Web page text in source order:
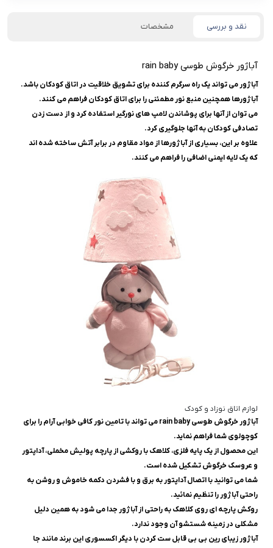
نقد و بررسی مشخصات
آباژور خرگوش طوسی rain baby
آباژور می تواند یک راه سرگرم کننده برای تشویق خلاقیت در اتاق کودکان باشد.
آباژورها همچنین منبع نور مطمئنی را برای اتاق کودکان فراهم می کنند.
می توان از آنها برای پوشاندن لامپ های نورگیر استفاده کرد و از دست زدن
تصادفی کودکان به آنها جلوگیری کرد.
علاوه بر این، بسیاری از آباژورها از مواد مقاوم در برابر آتش ساخته شده اند
که یک لایه ایمنی اضافی را فراهم می کنند.
لوازم اتاق نوزاد و کودک
آباژور خرگوش طوسی rain baby می تواند با تامین نور کافی خوابی آرام را برای
کوچولوی شما فراهم نماید.
این محصول از یک پایه فلزی، کلاهک با روکشی از پارچه پولیش مخملی، آداپتور
و عروسک خرگوش تشکیل شده است.
شما می توانید با اتصال آداپتور به برق و با فشردن دکمه خاموش و روشن به
راحتی آباژور را تنظیم نمائید.
روکش پارچه ای روی کلاهک به راحتی از آباژور جدا می شود به همین دلیل
مشکلی در زمینه شستشو آن وجود ندارد.
آباژور زیبای رین بی بی قابل ست کردن با دیگر اکسسوری این برند مانند جا